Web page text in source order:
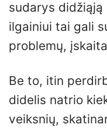
sudarys
ilgainiui tai gali
problemų,
Be to, itin
didelis natrio
veiksnių,